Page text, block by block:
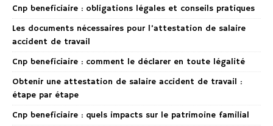
Cnp beneficiaire : obligations légales et conseils pratiques
Les documents nécessaires pour l’attestation de salaire
accident de travail
Cnp beneficiaire : comment le déclarer en toute légalité
Obtenir une attestation de salaire accident de travail :
étape par étape
Cnp beneficiaire : quels impacts sur le patrimoine familial